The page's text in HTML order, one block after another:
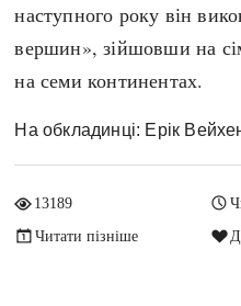
Авіація і космонавтика
Архітектура і будівництво
Катастрофи
Кримінал
Культура і мистецтво
Людина і суспільство
наступного року він
вершин», зійшовши на
на семи континентах.
На обкладинці: Ерік
13189
Читати пізніше